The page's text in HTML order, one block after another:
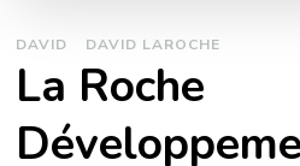
DAVID DAVID LAROCHE
La Roche